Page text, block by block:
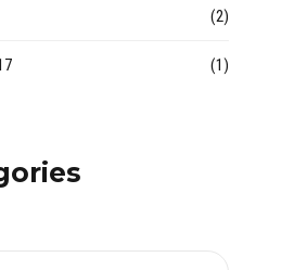
(2)
(1)